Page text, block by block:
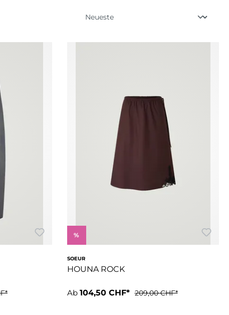
% Baumwolle,Hergestellt in Marokko
im hinteren Halsausschnitt100 %
geschnitten, lange Länge- Knopfleiste- Zwei Vorder- und
%
SOEUR
HOUNA ROCK
- Gerader Schnitt- Knielang-
Ab 104,50 CHF* 209,00 CHF*